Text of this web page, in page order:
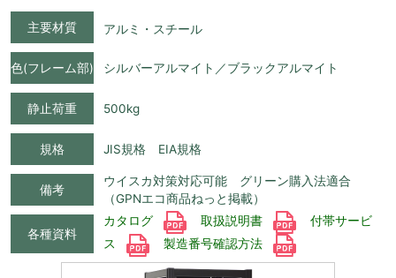
主要材質 アルミ・スチール
色(フレーム部) シルバーアルマイト／ブラックアルマイト
静止荷重 500kg
規格 JIS規格 EIA規格
備考
ウイスカ対策対応可能 グリーン購入法適合
（GPNエコ商品ねっと掲載）
各種資料
カタログ 取扱説明書
付帯サービ
ス
製造番号確認方法